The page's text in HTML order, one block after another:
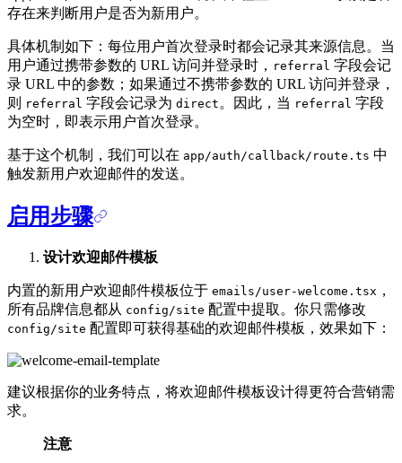
存在来判断用户是否为新用户。
具体机制如下：每位用户首次登录时都会记录其来源信息。当
用户通过携带参数的 URL 访问并登录时， referral 字段会记
录 URL 中的参数；如果通过不携带参数的 URL 访问并登录，
则
referral 字段会记录为 direct 。因此，当 referral 字段
为空时，即表示用户首次登录。
基于这个机制，我们可以在 app/auth/callback/route.ts 中
触发新用户欢迎邮件的发送。
启用步骤
设计欢迎邮件模板
内置的新用户欢迎邮件模板位于 emails/user-welcome.tsx ，
所有品牌信息都从 config/site 配置中提取。你只需修改
config/site 配置即可获得基础的欢迎邮件模板，效果如下：
建议根据你的业务特点，将欢迎邮件模板设计得更符合营销需
求。
注意